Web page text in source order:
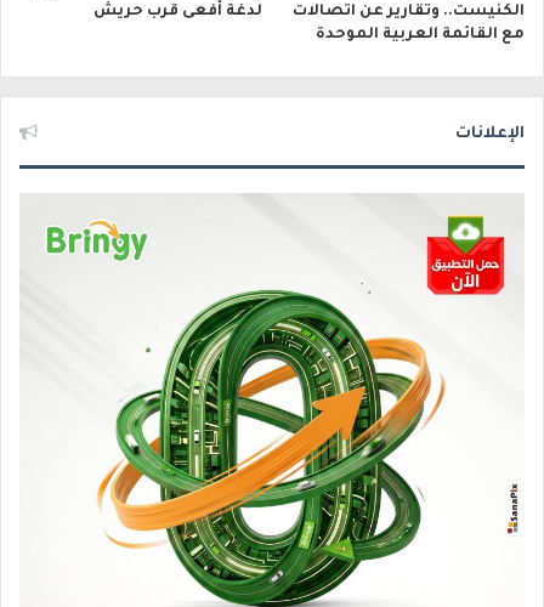
الكنيست.. وتقارير عن اتصالات
مع القائمة العربية الموحدة
لدغة أفعى قرب حريش
الإعلانات